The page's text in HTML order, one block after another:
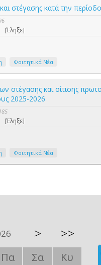
στέγασης κατά την
[Έληξε]
Φοιτητικά Νέα
στέγασης και σίτισης
2025-2026
[Έληξε]
Φοιτητικά Νέα
> >>
Πα Σα
Κυ